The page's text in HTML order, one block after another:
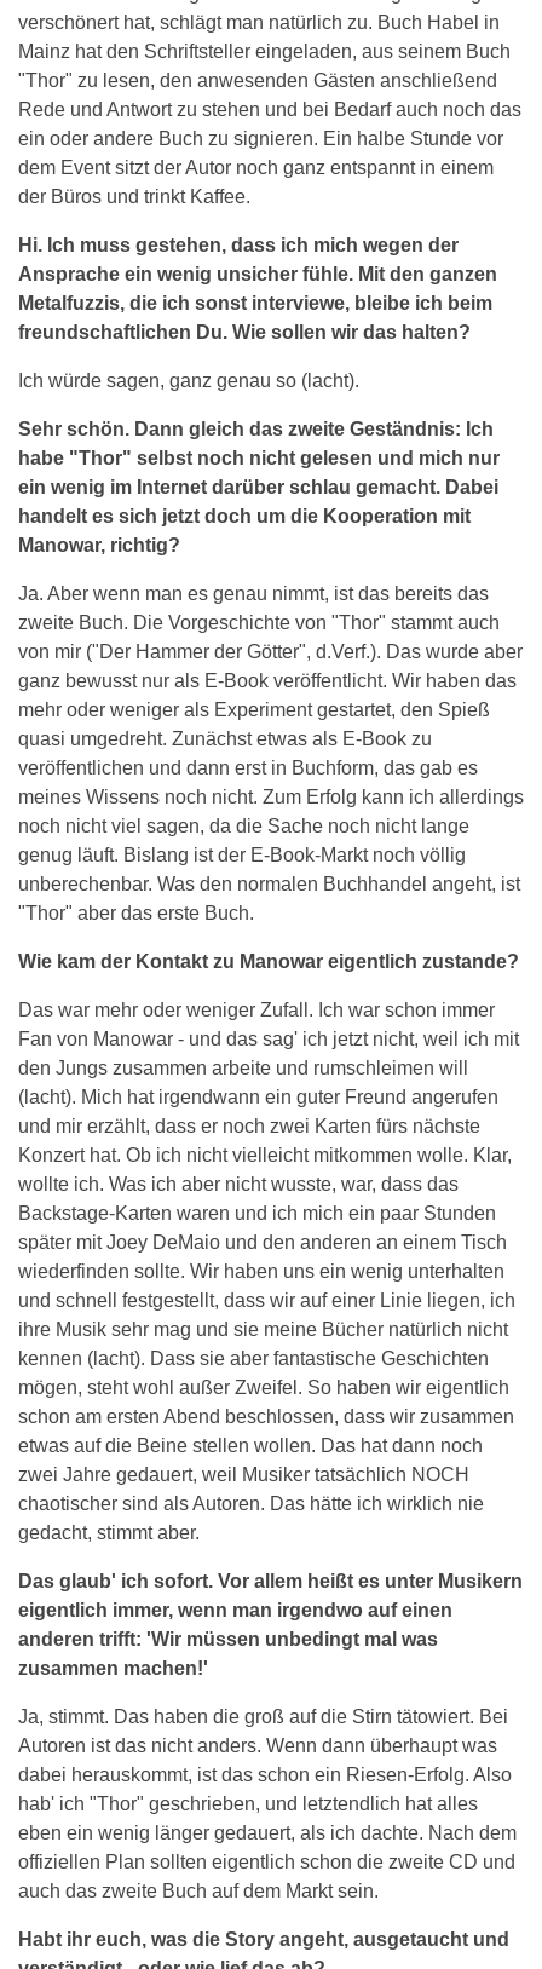
verschönert hat, schlägt man natürlich zu. Buch Habel in
Mainz hat den Schriftsteller eingeladen, aus seinem Buch
"Thor" zu lesen, den anwesenden Gästen anschließend
Rede und Antwort zu stehen und bei Bedarf auch noch das
ein oder andere Buch zu signieren. Ein halbe Stunde vor
dem Event sitzt der Autor noch ganz entspannt in einem
der Büros und trinkt Kaffee.
Hi. Ich muss gestehen, dass ich mich wegen der
Ansprache ein wenig unsicher fühle. Mit den ganzen
Metalfuzzis, die ich sonst interviewe, bleibe ich beim
freundschaftlichen Du. Wie sollen wir das halten?
Ich würde sagen, ganz genau so (lacht).
Sehr schön. Dann gleich das zweite Geständnis: Ich
habe "Thor" selbst noch nicht gelesen und mich nur
ein wenig im Internet darüber schlau gemacht. Dabei
handelt es sich jetzt doch um die Kooperation mit
Manowar, richtig?
Ja. Aber wenn man es genau nimmt, ist das bereits das
zweite Buch. Die Vorgeschichte von "Thor" stammt auch
von mir ("Der Hammer der Götter", d.Verf.). Das wurde aber
ganz bewusst nur als E-Book veröffentlicht. Wir haben das
mehr oder weniger als Experiment gestartet, den Spieß
quasi umgedreht. Zunächst etwas als E-Book zu
veröffentlichen und dann erst in Buchform, das gab es
meines Wissens noch nicht. Zum Erfolg kann ich allerdings
noch nicht viel sagen, da die Sache noch nicht lange
genug läuft. Bislang ist der E-Book-Markt noch völlig
unberechenbar. Was den normalen Buchhandel angeht, ist
"Thor" aber das erste Buch.
Wie kam der Kontakt zu Manowar eigentlich zustande?
Das war mehr oder weniger Zufall. Ich war schon immer
Fan von Manowar - und das sag' ich jetzt nicht, weil ich mit
den Jungs zusammen arbeite und rumschleimen will
(lacht). Mich hat irgendwann ein guter Freund angerufen
und mir erzählt, dass er noch zwei Karten fürs nächste
Konzert hat. Ob ich nicht vielleicht mitkommen wolle. Klar,
wollte ich. Was ich aber nicht wusste, war, dass das
Backstage-Karten waren und ich mich ein paar Stunden
später mit Joey DeMaio und den anderen an einem Tisch
wiederfinden sollte. Wir haben uns ein wenig unterhalten
und schnell festgestellt, dass wir auf einer Linie liegen, ich
ihre Musik sehr mag und sie meine Bücher natürlich nicht
kennen (lacht). Dass sie aber fantastische Geschichten
mögen, steht wohl außer Zweifel. So haben wir eigentlich
schon am ersten Abend beschlossen, dass wir zusammen
etwas auf die Beine stellen wollen. Das hat dann noch
zwei Jahre gedauert, weil Musiker tatsächlich NOCH
chaotischer sind als Autoren. Das hätte ich wirklich nie
gedacht, stimmt aber.
Das glaub' ich sofort. Vor allem heißt es unter Musikern
eigentlich immer, wenn man irgendwo auf einen
anderen trifft: 'Wir müssen unbedingt mal was
zusammen machen!'
Ja, stimmt. Das haben die groß auf die Stirn tätowiert. Bei
Autoren ist das nicht anders. Wenn dann überhaupt was
dabei herauskommt, ist das schon ein Riesen-Erfolg. Also
hab' ich "Thor" geschrieben, und letztendlich hat alles
eben ein wenig länger gedauert, als ich dachte. Nach dem
offiziellen Plan sollten eigentlich schon die zweite CD und
auch das zweite Buch auf dem Markt sein.
Habt ihr euch, was die Story angeht, ausgetaucht und